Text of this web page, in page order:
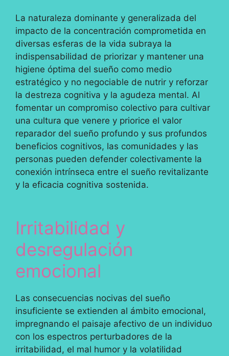
La naturaleza dominante y generalizada del
impacto de la concentración comprometida en
diversas esferas de la vida subraya la
indispensabilidad de priorizar y mantener una
higiene óptima del sueño como medio
estratégico y no negociable de nutrir y reforzar
la destreza cognitiva y la agudeza mental. Al
fomentar un compromiso colectivo para cultivar
una cultura que venere y priorice el valor
reparador del sueño profundo y sus profundos
beneficios cognitivos, las comunidades y las
personas pueden defender colectivamente la
conexión intrínseca entre el sueño revitalizante
y la eficacia cognitiva sostenida.
Irritabilidad y
desregulación
emocional
Las consecuencias nocivas del sueño
insuficiente se extienden al ámbito emocional,
impregnando el paisaje afectivo de un individuo
con los espectros perturbadores de la
irritabilidad, el mal humor y la volatilidad